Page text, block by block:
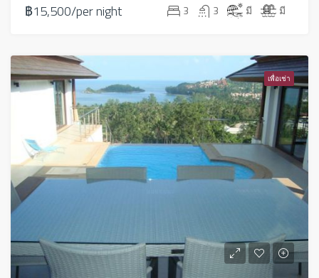
฿15,500/per night 3 3 มี มี
เพื่อเช่า